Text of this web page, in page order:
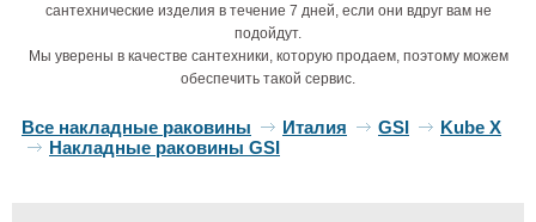
сантехнические изделия в течение 7 дней, если они вдруг вам не
подойдут.
Мы уверены в качестве сантехники, которую продаем, поэтому можем
обеспечить такой сервис.
Все накладные раковины Италия GSI
Kube X
Накладные раковины GSI